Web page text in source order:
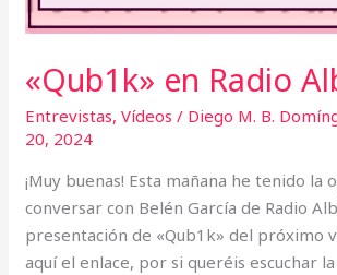
«Qub1k» en Radio
Entrevistas,Vídeos / Diego M. B.
20, 2024
¡Muy buenas! Esta mañana he tenido la
conversar con Belén García de Radio
presentación de «Qub1k» del próximo
aquí el enlace, por si queréis escuchar